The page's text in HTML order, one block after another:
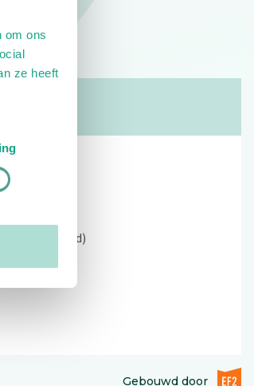
om ons
ze heeft
(alleen ochtend)
Gebouwd doorEF2